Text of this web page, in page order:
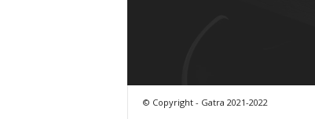
© Copyright - Gatra 2021-2022